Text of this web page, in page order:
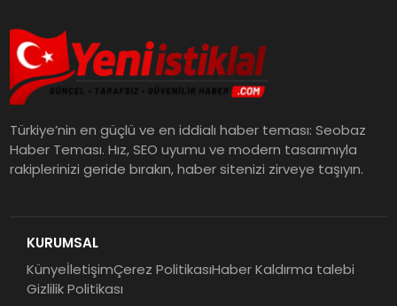
Türkiye’nin en güçlü ve en iddialı haber teması: Seobaz
Haber Teması. Hız, SEO uyumu ve modern tasarımıyla
rakiplerinizi geride bırakın, haber sitenizi zirveye taşıyın.
KURUMSAL
KünyeİletişimÇerez PolitikasıHaber Kaldırma talebi
Gizlilik Politikası